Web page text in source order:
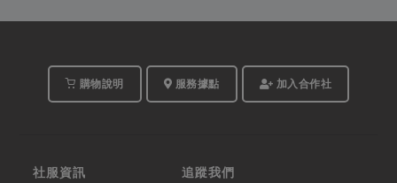
Shelley運用巧思簡單上
備、營養豐富，食材更
式簡易，讓掌廚人也能
輕鬆優雅地端出開胃料
購物說明 服務據點 加入合作社
社服資訊 追蹤我們